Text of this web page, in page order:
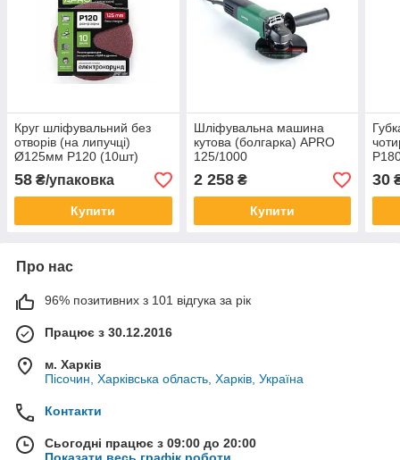
Круг шліфувальний без
отворів (на липучці)
Ø125мм P120 (10шт)
58 ₴/упаковка
Купити
Шліфувальна машина
кутова (болгарка) APRO
125/1000
2 258₴
Купити
30
Про нас
96% позитивних з 101 відгука за рік
Працює з 30.12.2016
м. Харків
Пісочин, Харківська область, Харків, Україна
Контакти
Сьогодні працює з 09:00 до 20:00